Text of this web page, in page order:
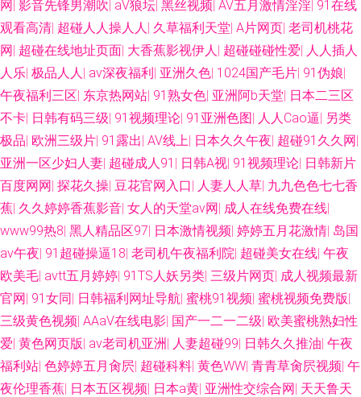
网| 影音先锋男潮吹| aV狼坛| 黑丝视频| AV五月激情淫淫| 91在线
观看高清| 超碰人人操人人| 久草福利天堂| A片网页| 老司机桃花
网| 超碰在线地址页面| 大香蕉影视伊人| 超碰碰碰性爱| 人人插人
人乐| 极品人人| av深夜福利| 亚洲久色| 1024国产毛片| 91伪娘|
午夜福利三区| 东京热网站| 91熟女色| 亚洲阿b天堂| 日本二三区
不卡| 日韩有码三级| 91视频理论| 91亚洲色图| 人人Cao逼| 另类
极品| 欧洲三级片| 91露出| AV线上| 日本久久午夜| 超碰91久久网|
亚洲一区少妇人妻| 超碰成人91 | 日韩A视| 91视频理论| 日韩新片
百度网网| 探花久操| 豆花官网入口| 人妻人人草| 九九色色七七香
蕉| 久久婷婷香蕉影音| 女人的天堂av网| 成人在线免费在线|
www99热8| 黑人精品区97| 日本激情视频| 婷婷五月花激情| 岛国
av午夜| 91超碰操逼18| 老司机午夜福利院| 超碰美女在线| 午夜
欧美毛| avtt五月婷婷| 91TS人妖另类| 三级片网页| 成人视频最新
官网| 91女同| 日韩福利网址导航| 蜜桃91视频| 蜜桃视频免费版|
三级黄色视频| AAaV在线电影| 国产一二一二级| 欧美蜜桃熟妇性
爱| 黄色网页版| av老司机亚洲 | 人妻超碰99| 日韩久久推油| 午夜
福利站| 色婷婷五月肏屄| 超碰科料| 黄色WW| 青青草肏屄视频| 午
夜伦理香蕉| 日本五区视频| 日本a黄| 亚洲性交综合网| 天天鲁天